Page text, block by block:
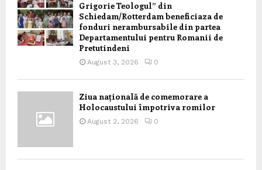
Grigorie Teologul” din
Schiedam/Rotterdam beneficiaza de
fonduri nerambursabile din partea
Departamentului pentru Romanii de
Pretutindeni
August 3, 2026 0
Ziua națională de comemorare a
Holocaustului împotriva romilor
August 2, 2026 0